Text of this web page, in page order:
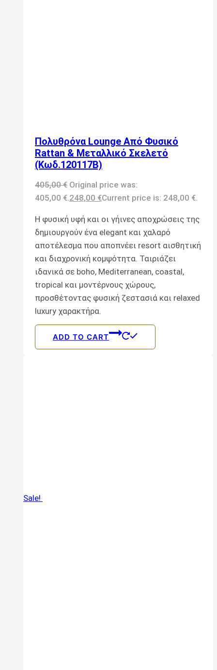
Πολυθρόνα Lounge Από Φυσικό
Rattan & Μεταλλικό Σκελετό
(Κωδ.120117B)
405,00€ Original price was:
405,00 €.248,00 €Current price is: 248,00 €.
Η φυσική υφή και οι γήινες αποχρώσεις της
δημιουργούν ένα elegant και χαλαρό
αποτέλεσμα που αποπνέει resort αισθητική
και διαχρονική κομψότητα. Ταιριάζει
ιδανικά σε boho, Mediterranean, coastal,
tropical και μοντέρνους χώρους,
προσθέτοντας φυσική ζεστασιά και relaxed
luxury χαρακτήρα.
ADD TO CART
Sale!